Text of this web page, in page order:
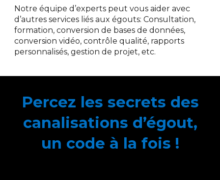
Notre équipe d’experts peut vous aider avec
d’autres services liés aux égouts: Consultation,
formation, conversion de bases de données,
conversion vidéo, contrôle qualité, rapports
personnalisés, gestion de projet, etc.
Percez les secrets des
canalisations d’égout,
un code à la fois !